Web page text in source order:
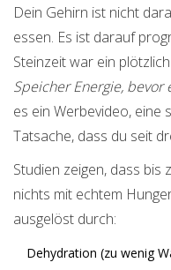
Dein Gehirn ist nicht
essen. Es ist darauf
Steinzeit war ein
Speicher Energie,
es ein Werbevideo, eine
Tatsache, dass du seit
Studien zeigen, dass bis
nichts mit echtem
ausgelöst durch:
Dehydration (zu wenig